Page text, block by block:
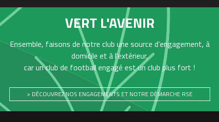
VERT L'AVENIR
Ensemble, faisons de notre club une source d'engagement, à
domicile et à l'extérieur,
car un club de football engagé est un club plus fort !
> DÉCOUVREZ NOS ENGAGEMENTS ET NOTRE DÉMARCHE RSE